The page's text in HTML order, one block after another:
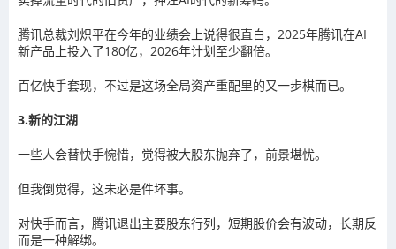
腾讯总裁刘炽平在今年的业绩会上说得很直白，2025年腾讯在AI
新产品上投入了180亿，2026年计划至少翻倍。
百亿快手套现，不过是这场全局资产重配里的又一步棋而已。
3.新的江湖
一些人会替快手惋惜，觉得被大股东抛弃了，前景堪忧。
但我倒觉得，这未必是件坏事。
对快手而言，腾讯退出主要股东行列，短期股价会有波动，长期反
而是一种解绑。